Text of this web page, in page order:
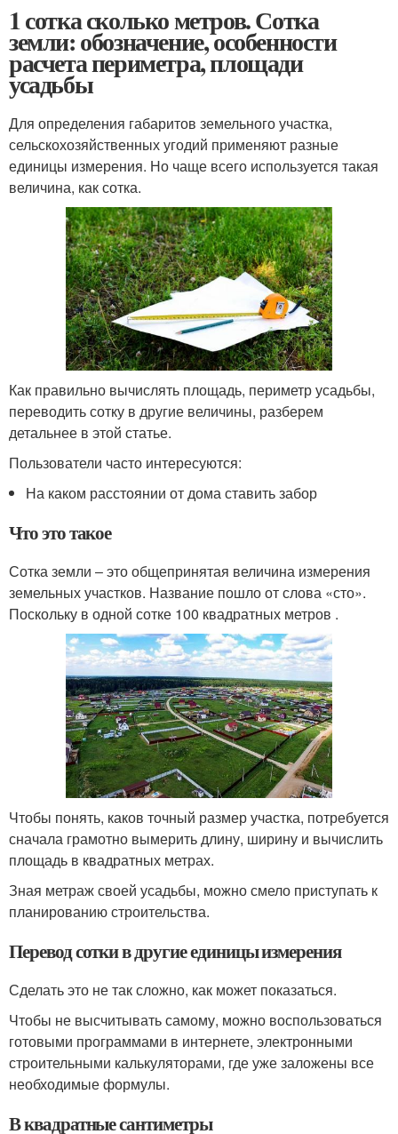
1 сотка сколько метров. Сотка
земли: обозначение, особенности
расчета периметра, площади
усадьбы
Для определения габаритов земельного участка,
сельскохозяйственных угодий применяют разные
единицы измерения. Но чаще всего используется такая
величина, как сотка.
Как правильно вычислять площадь, периметр усадьбы,
переводить сотку в другие величины, разберем
детальнее в этой статье.
Пользователи часто интересуются:
На каком расстоянии от дома ставить забор
Что это такое
Сотка земли ‒ это общепринятая величина измерения
земельных участков. Название пошло от слова «сто».
Поскольку в одной сотке 100 квадратных метров .
Чтобы понять, каков точный размер участка, потребуется
сначала грамотно вымерить длину, ширину и вычислить
площадь в квадратных метрах.
Зная метраж своей усадьбы, можно смело приступать к
планированию строительства.
Перевод сотки в другие единицы измерения
Сделать это не так сложно, как может показаться.
Чтобы не высчитывать самому, можно воспользоваться
готовыми программами в интернете, электронными
строительными калькуляторами, где уже заложены все
необходимые формулы.
В квадратные сантиметры